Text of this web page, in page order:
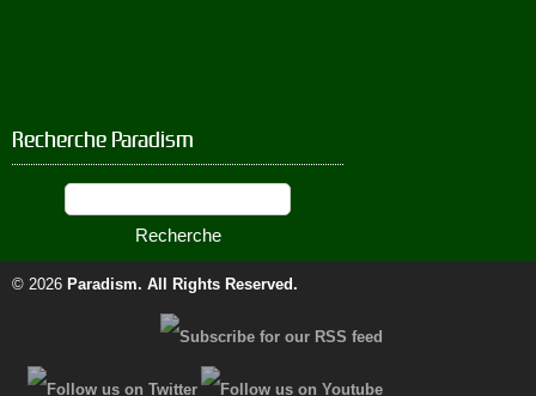
Recherche Paradism
© 2026 Paradism. All Rights Reserved.